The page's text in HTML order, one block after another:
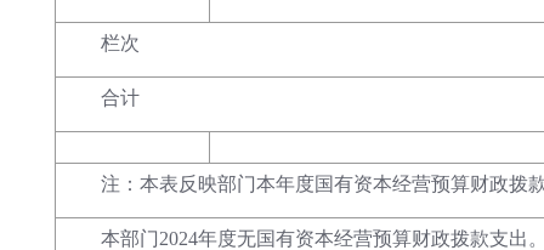
栏次
合计
注：本表反映部门本年度国有资本经营预算财政拨
本部门2024年度无国有资本经营预算财政拨款支出